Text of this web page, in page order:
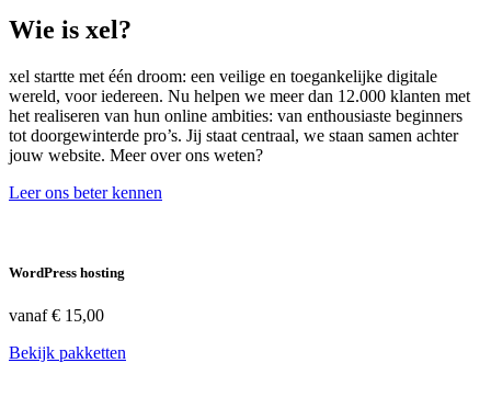
Wie is xel?
xel startte met één droom: een veilige en toegankelijke digitale
wereld, voor iedereen. Nu helpen we meer dan 12.000 klanten met
het realiseren van hun online ambities: van enthousiaste beginners
tot doorgewinterde pro’s. Jij staat centraal, we staan samen achter
jouw website. Meer over ons weten?
Leer ons beter kennen
WordPress hosting
vanaf€ 15,00
Bekijk pakketten